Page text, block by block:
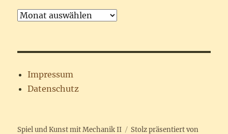
Archiv
Impressum
Datenschutz
Spiel und Kunst mit Mechanik II Stolz präsentiert von